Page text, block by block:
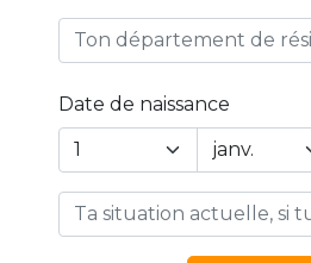
Ton département de
Date de naissance
Year
Day